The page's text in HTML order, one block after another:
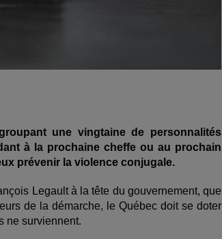
une vingtaine de personnalités
à la prochaine cheffe ou au prochain
prévenir la violence conjugale.
Legault à la tête du gouvernement, que
de la démarche, le Québec doit se doter
ne surviennent.